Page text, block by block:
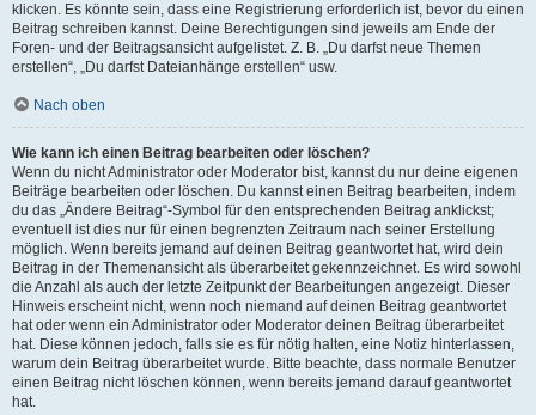
klicken. Es könnte sein, dass eine Registrierung erforderlich ist, bevor du einen
Beitrag schreiben kannst. Deine Berechtigungen sind jeweils am Ende der
Foren- und der Beitragsansicht aufgelistet. Z. B. „Du darfst neue Themen
erstellen“, „Du darfst Dateianhänge erstellen“ usw.
Nach oben
Wie kann ich einen Beitrag bearbeiten oder löschen?
Wenn du nicht Administrator oder Moderator bist, kannst du nur deine eigenen
Beiträge bearbeiten oder löschen. Du kannst einen Beitrag bearbeiten, indem
du das „Ändere Beitrag“-Symbol für den entsprechenden Beitrag anklickst;
eventuell ist dies nur für einen begrenzten Zeitraum nach seiner Erstellung
möglich. Wenn bereits jemand auf deinen Beitrag geantwortet hat, wird dein
Beitrag in der Themenansicht als überarbeitet gekennzeichnet. Es wird sowohl
die Anzahl als auch der letzte Zeitpunkt der Bearbeitungen angezeigt. Dieser
Hinweis erscheint nicht, wenn noch niemand auf deinen Beitrag geantwortet
hat oder wenn ein Administrator oder Moderator deinen Beitrag überarbeitet
hat. Diese können jedoch, falls sie es für nötig halten, eine Notiz hinterlassen,
warum dein Beitrag überarbeitet wurde. Bitte beachte, dass normale Benutzer
einen Beitrag nicht löschen können, wenn bereits jemand darauf geantwortet
hat.